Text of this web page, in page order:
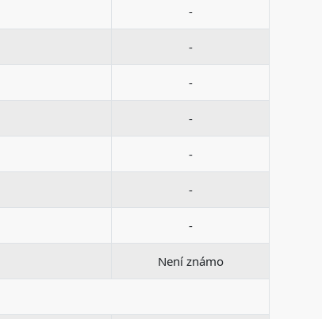
-
-
-
-
-
-
-
Není známo